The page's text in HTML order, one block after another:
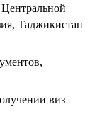
Центральной
Таджикистан
виз